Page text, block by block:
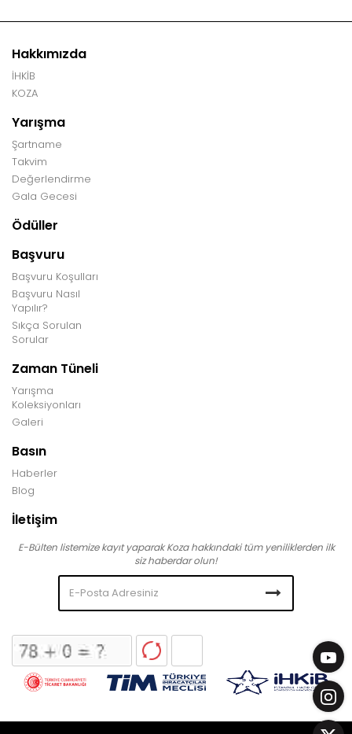
Hakkımızda
İHKİB
KOZA
Yarışma
Şartname
Takvim
Değerlendirme
Gala Gecesi
Ödüller
Başvuru
Başvuru Koşulları
Başvuru Nasıl
Yapılır?
Sıkça Sorulan
Sorular
Zaman Tüneli
Yarışma
Koleksiyonları
Galeri
Basın
Haberler
Blog
İletişim
E-Bülten listemize kayıt yaparak Koza hakkındaki tüm yeniliklerden ilk
siz haberdar olun!